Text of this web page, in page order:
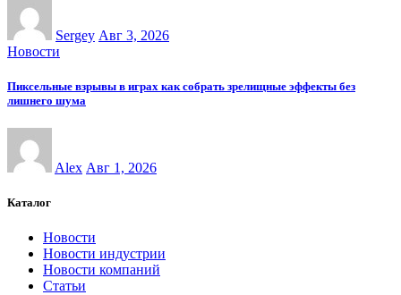
Sergey Авг 3, 2026
Новости
Пиксельные взрывы в играх как собрать зрелищные эффекты без
лишнего шума
Alex Авг 1, 2026
Каталог
Новости
Новости индустрии
Новости компаний
Статьи